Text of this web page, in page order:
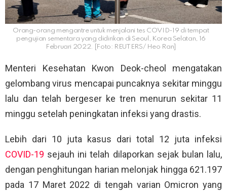
Orang-orang mengantre untuk menjalani tes COVID-19 di tempat
pengujian sementara yang didirikan di Seoul, Korea Selatan, 16
Februari 2022. [Foto: REUTERS/ Heo Ran]
Menteri Kesehatan Kwon Deok-cheol mengatakan
gelombang virus mencapai puncaknya sekitar minggu
lalu dan telah bergeser ke tren menurun sekitar 11
minggu setelah peningkatan infeksi yang drastis.
Lebih dari 10 juta kasus dari total 12 juta infeksi
COVID-19 sejauh ini telah dilaporkan sejak bulan lalu,
dengan penghitungan harian melonjak hingga 621.197
pada 17 Maret 2022 di tengah varian Omicron yang